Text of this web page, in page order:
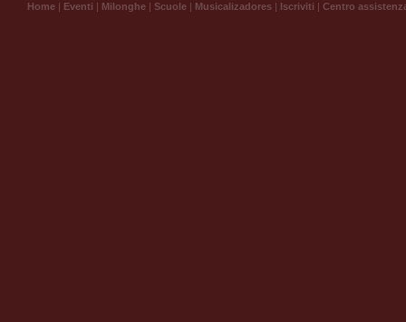
Home | Eventi | Milonghe | Scuole | Musicalizadores | Iscriviti | Centro